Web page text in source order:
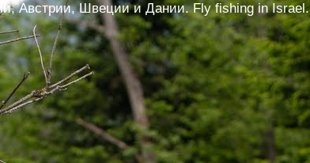
Австрии, Швеции и Дании. Fly fishing in Israel.